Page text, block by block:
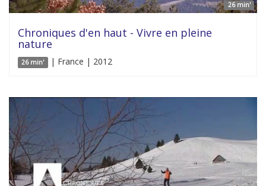
26 min'
Chroniques d'en haut - Vivre en pleine
nature
26 min' | France | 2012